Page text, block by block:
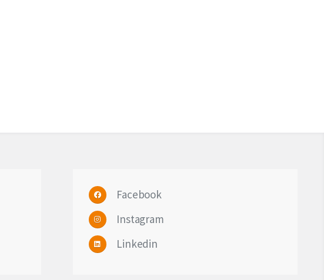
Facebook
Instagram
Linkedin